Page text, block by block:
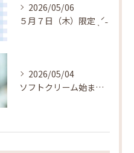
2026/05/06
５月７日（木）限定 ˎˊ˗
2026/05/04
ソフトクリーム始まりました ˎˊ˗